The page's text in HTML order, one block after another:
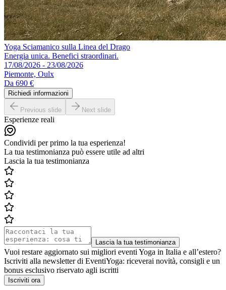
Yoga Sciamanico sulla Linea del Drago
Energia unica. Benefici straordinari.
17/08/2026 - 23/08/2026
Piemonte, Oulx
Da 690 €
Richiedi informazioni
Previous slide Next slide
Esperienze reali
Condividi per primo la tua esperienza!
La tua testimonianza può essere utile ad altri
Lascia la tua testimonianza
Lascia la tua testimonianza
Vuoi restare aggiornato sui migliori eventi Yoga in Italia e all’estero?
Iscriviti alla newsletter di EventiYoga: riceverai novità, consigli e un
bonus esclusivo riservato agli iscritti
Iscriviti ora